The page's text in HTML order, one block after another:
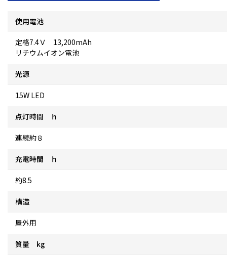
使用電池
定格7.4Ｖ 13,200mAh
リチウムイオン電池
光源
15W LED
点灯時間 ｈ
連続約８
充電時間 ｈ
約8.5
構造
屋外用
質量 kg